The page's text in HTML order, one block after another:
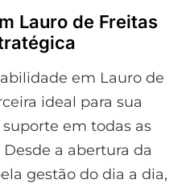
Lauro de Freitas
em Lauro de
ideal para sua
em todas as
a abertura da
gestão do dia a dia,